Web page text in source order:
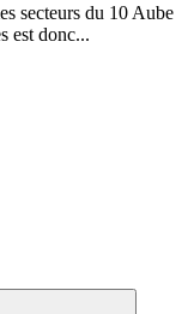
secteurs du 10 Aube
est donc...